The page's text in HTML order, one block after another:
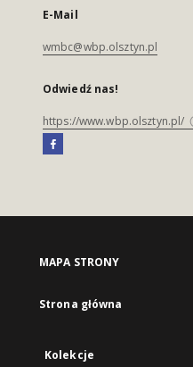
E-Mail
wmbc@wbp.olsztyn.pl
Odwiedź nas!
https://www.wbp.olsztyn.pl/
MAPA STRONY
Strona główna
Kolekcje